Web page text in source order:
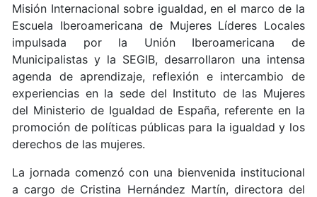
Misión Internacional sobre igualdad, en el marco de la
Escuela Iberoamericana de Mujeres Líderes Locales
impulsada por la Unión Iberoamericana de
Municipalistas y la SEGIB, desarrollaron una intensa
agenda de aprendizaje, reflexión e intercambio de
experiencias en la sede del Instituto de las Mujeres
del Ministerio de Igualdad de España, referente en la
promoción de políticas públicas para la igualdad y los
derechos de las mujeres.
La jornada comenzó con una bienvenida institucional
a cargo de Cristina Hernández Martín, directora del